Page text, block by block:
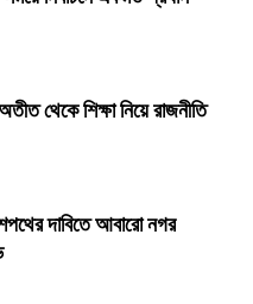
থেকে শিক্ষা নিয়ে রাজনীতি
দাবিতে আবারো নগর